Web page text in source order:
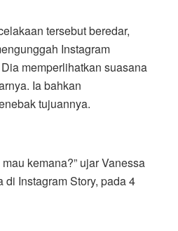
tersebut beredar,
Instagram
memperlihatkan suasana
Ia bahkan
tujuannya.
kemana?” ujar Vanessa
Instagram Story, pada 4